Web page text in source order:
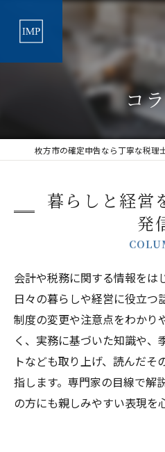
コ
暮らしと経営
発
会計や税務に関する情報をは
日々の暮らしや経営に役立つ
制度の変更や注意点をわかり
く、実務に基づいた知識や、
トなども取り上げ、読んだそ
指します。専門家の目線で解
の方にも親しみやすい表現を